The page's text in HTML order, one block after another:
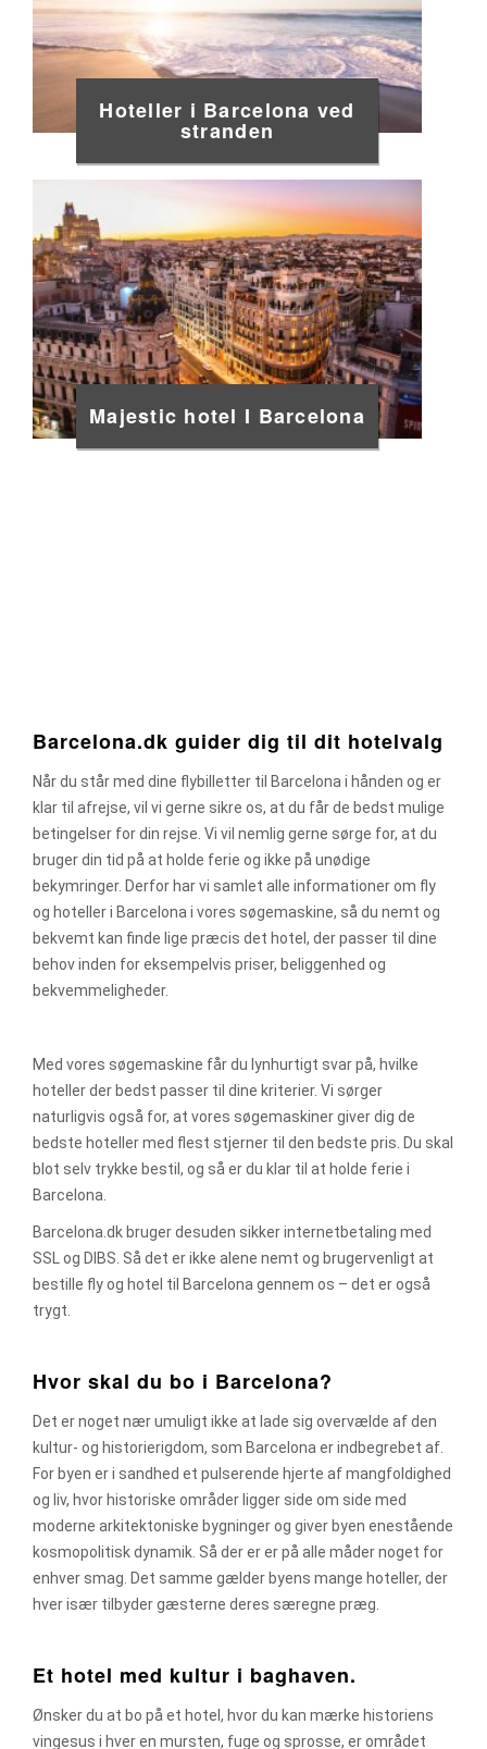
Hoteller i Barcelona ved
stranden
Majestic hotel I Barcelona
Barcelona.dk guider dig til dit hotelvalg
Når du står med dine flybilletter til Barcelona i hånden og er
klar til afrejse, vil vi gerne sikre os, at du får de bedst mulige
betingelser for din rejse. Vi vil nemlig gerne sørge for, at du
bruger din tid på at holde ferie og ikke på unødige
bekymringer. Derfor har vi samlet alle informationer om fly
og hoteller i Barcelona i vores søgemaskine, så du nemt og
bekvemt kan finde lige præcis det hotel, der passer til dine
behov inden for eksempelvis priser, beliggenhed og
bekvemmeligheder.
Med vores søgemaskine får du lynhurtigt svar på, hvilke
hoteller der bedst passer til dine kriterier. Vi sørger
naturligvis også for, at vores søgemaskiner giver dig de
bedste hoteller med flest stjerner til den bedste pris. Du skal
blot selv trykke bestil, og så er du klar til at holde ferie i
Barcelona.
Barcelona.dk bruger desuden sikker internetbetaling med
SSL og DIBS. Så det er ikke alene nemt og brugervenligt at
bestille fly og hotel til Barcelona gennem os – det er også
trygt.
Hvor skal du bo i Barcelona?
Det er noget nær umuligt ikke at lade sig overvælde af den
kultur- og historierigdom, som Barcelona er indbegrebet af.
For byen er i sandhed et pulserende hjerte af mangfoldighed
og liv, hvor historiske områder ligger side om side med
moderne arkitektoniske bygninger og giver byen enestående
kosmopolitisk dynamik. Så der er er på alle måder noget for
enhver smag. Det samme gælder byens mange hoteller, der
hver især tilbyder gæsterne deres særegne præg.
Et hotel med kultur i baghaven.
Ønsker du at bo på et hotel, hvor du kan mærke historiens
vingesus i hver en mursten, fuge og sprosse, er området